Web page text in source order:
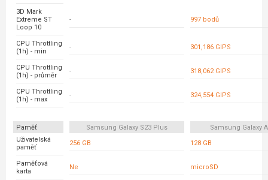
3D Mark
Extreme ST
Loop 10
- 997 bodů
CPU Throttling
(1h) - min
- 301,186 GIPS
CPU Throttling
(1h) - průměr
- 318,062 GIPS
CPU Throttling
(1h) - max
- 324,554 GIPS
Paměť Samsung Galaxy S23 Plus
Samsung Galaxy
Uživatelská
paměť
256 GB 128 GB
Paměťová
karta
Ne microSD